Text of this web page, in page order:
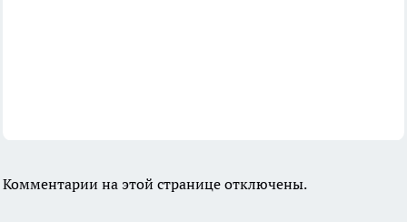
Комментарии на этой странице отключены.